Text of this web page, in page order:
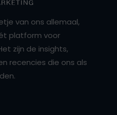
van ons allemaal,
platform voor
zijn de insights,
recencies die ons als